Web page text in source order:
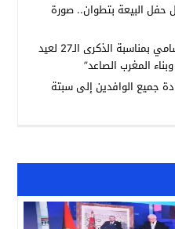
حفل البيعة بتطوان.. صورة
قراءة في الخطاب الملكي السامي بمناسبة الذكرى الـ27 لعيد
المغرب الصاعد”
جميع الوافدين إلى سبتة